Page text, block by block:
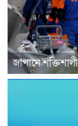
জাপানে